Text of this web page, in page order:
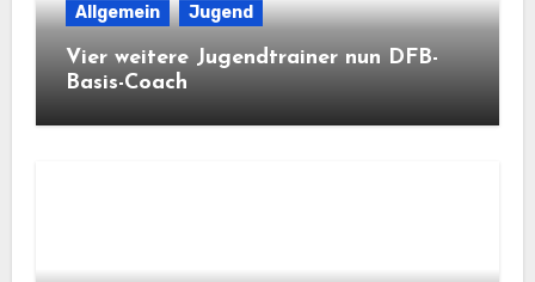
Allgemein Jugend
Vier weitere Jugendtrainer nun DFB-
Basis-Coach